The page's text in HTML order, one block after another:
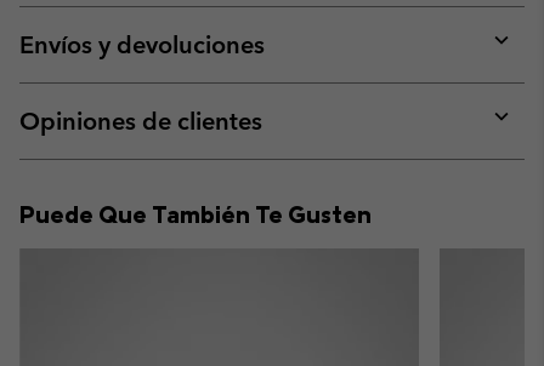
or
Envíos y devoluciones
or
Opiniones de clientes
or
Puede Que También Te Gusten